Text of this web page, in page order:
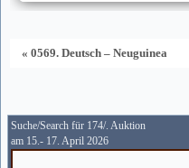
« 0569. Deutsch – Neuguinea
Suche/Search für 174/. Auktion
am 15.- 17. April 2026